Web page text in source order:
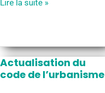
–
SCOT
Lire la suite »
Actualisation du
code de l’urbanisme